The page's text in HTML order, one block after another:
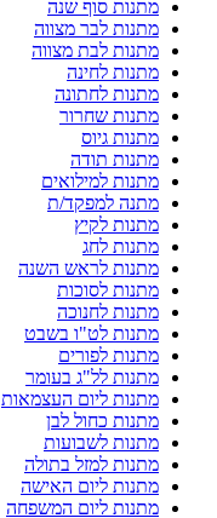
מתנות סוף שנה
מתנות לבר מצווה
מתנות לבת מצווה
מתנות לחינה
מתנות לחתונה
מתנות שחרור
מתנות גיוס
מתנות תודה
מתנות למילואים
מתנה למפקד/ת
מתנות לקיץ
מתנות לחג
מתנות לראש השנה
מתנות לסוכות
מתנות לחנוכה
מתנות לט"ו בשבט
מתנות לפורים
מתנות לל"ג בעומר
מתנות ליום העצמאות
מתנות כחול לבן
מתנות לשבועות
מתנות למזל בתולה
מתנות ליום האישה
מתנות ליום המשפחה